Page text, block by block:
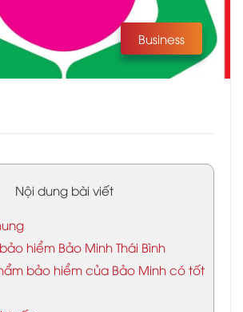
Business
Nội dung bài viết
hiểm Bảo Minh Thái Bình
bảo hiểm của Bảo Minh có tốt